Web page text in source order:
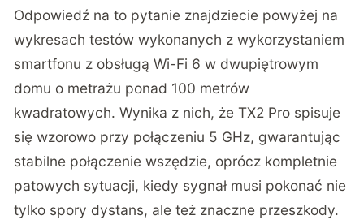
Odpowiedź na to pytanie znajdziecie powyżej na
wykresach testów wykonanych z wykorzystaniem
smartfonu z obsługą Wi-Fi 6 w dwupiętrowym
domu o metrażu ponad 100 metrów
kwadratowych. Wynika z nich, że TX2 Pro spisuje
się wzorowo przy połączeniu 5 GHz, gwarantując
stabilne połączenie wszędzie, oprócz kompletnie
patowych sytuacji, kiedy sygnał musi pokonać nie
tylko spory dystans, ale też znaczne przeszkody.